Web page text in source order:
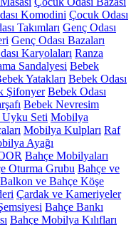
Komodini Çocuk Odası
Takımları Genç Odası
Genç Odası Bazaları
Karyolaları Ranza
Sandalyesi Bebek
Yatakları Bebek Odası
Şifonyer Bebek Odası
Bebek Nevresim
Seti Mobilya
Mobilya Kulpları Raf
Ayağı
Bahçe Mobilyaları
Oturma Grubu Bahçe ve
Balkon ve Bahçe Köşe
Çardak ve Kameriyeler
Bahçe Bankı
Bahçe Mobilya Kılıfları